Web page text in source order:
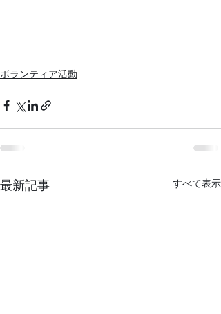
ボランティア活動
最新記事 すべて表示